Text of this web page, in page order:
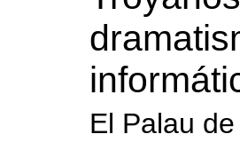
El Palau